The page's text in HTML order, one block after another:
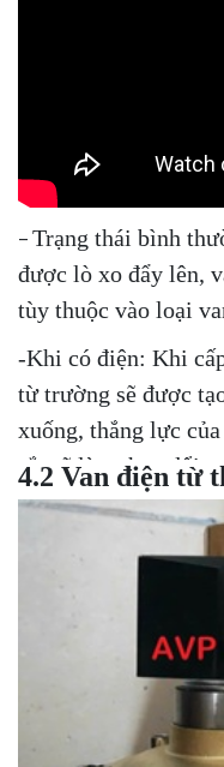
– Trạng thái bình
được lò xo đẩy lên,
tùy thuộc vào loại
-Khi có điện: Khi
từ trường sẽ được
xuống, thắng lực
sắt sẽ làm thay đổi
dòng chảy đi qua
-Khi ngắt điện: Khi
mất. Lò xo sẽ đẩy
4.Giới thiệu
chúng tôi
4.1 Van điện từ
4.2 Van điện từ